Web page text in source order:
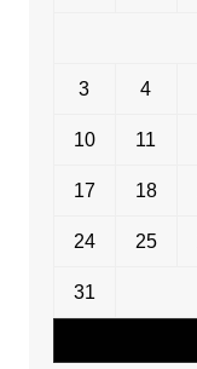
3 4
10 11
17 18
24 25
31